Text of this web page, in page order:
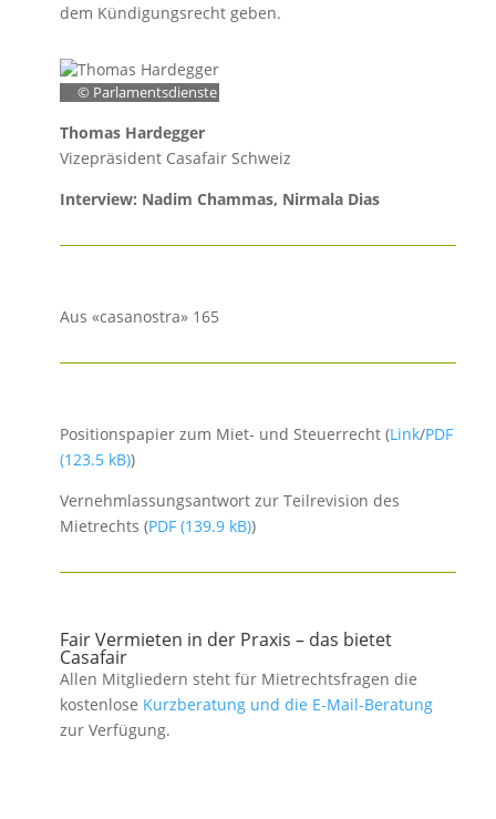
dem Kündigungsrecht geben.
© Parlamentsdienste
Thomas Hardegger
Vizepräsident Casafair Schweiz
Interview: Nadim Chammas, Nirmala Dias
Aus «casanostra» 165
Positionspapier zum Miet- und Steuerrecht (Link/PDF
)
Vernehmlassungsantwort zur Teilrevision des
Mietrechts (PDF )
Fair Vermieten in der Praxis – das bietet
Casafair
Allen Mitgliedern steht für Mietrechtsfragen die
kostenlose Kurzberatung und die E-Mail-Beratung
zur Verfügung.